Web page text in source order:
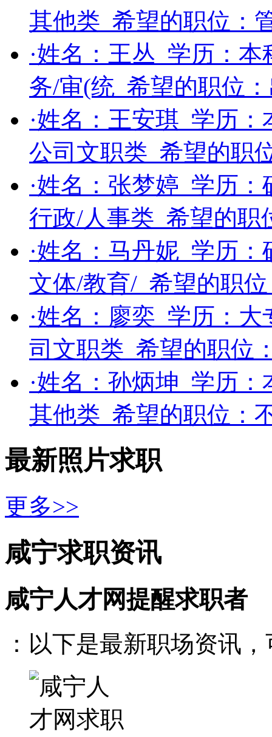
其他类 希望的职位：
·姓名： 王丛 学历： 本
务/审(统 希望的职位：
·姓名： 王安琪 学历：
公司文职类 希望的职
·姓名： 张梦婷 学历：
行政/人事类 希望的职
·姓名： 马丹妮 学历：
文体/教育/ 希望的职
·姓名： 廖奕 学历： 大
司文职类 希望的职位
·姓名： 孙炳坤 学历：
其他类 希望的职位：
最新照片求职
更多>>
咸宁求职资讯
咸宁人才网提醒求职者
：以下是最新职场资讯